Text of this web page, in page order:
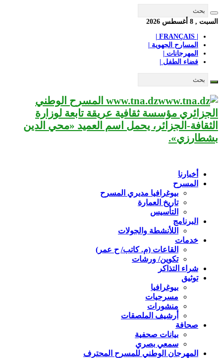
السبت , 8 أغسطس 2026
المسارح الجهوية |
المهرجانات |
فضاء الطفل |
www.tna.dz المسرح الوطني
الجزائري مؤسسة ثقافية عريقة تابعة لوزارة
الثقافة-الجزائر، يحمل اسم العميد «محي الدين
بشطارزي».
أخبارنا
المسرح
بيوغرافيا مديري المسرح
تاريخ العمارة
التأسيس
البرنامج
اللأنشطة والجولات
خدمات
القاعات (م. كاتب/ ح عمر)
تكوين/ ورشات
شراء التذاكر
توثيق
بيوغرافيا
مسرحيات
منشورات
أرشيف الملصقات
صحافة
بيانات صحفية
سمعي بصري
المهرجان الوطني للمسرح المحترف